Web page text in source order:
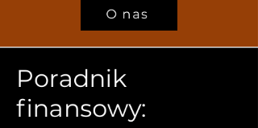
O nas
Poradnik
finansowy: